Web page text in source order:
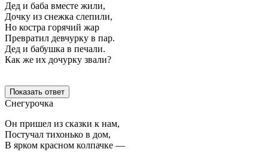
Дед и баба вместе жили,
Дочку из снежка слепили,
Но костра горячий жар
Превратил девчурку в пар.
Дед и бабушка в печали.
Как же их дочурку звали?
Показать ответ
Снегурочка
Он пришел из сказки к нам,
Постучал тихонько в дом,
В ярком красном колпачке —